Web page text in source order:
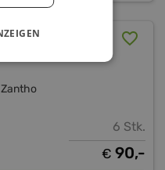
Reserve-Set
6 Stk.
€ 90,-